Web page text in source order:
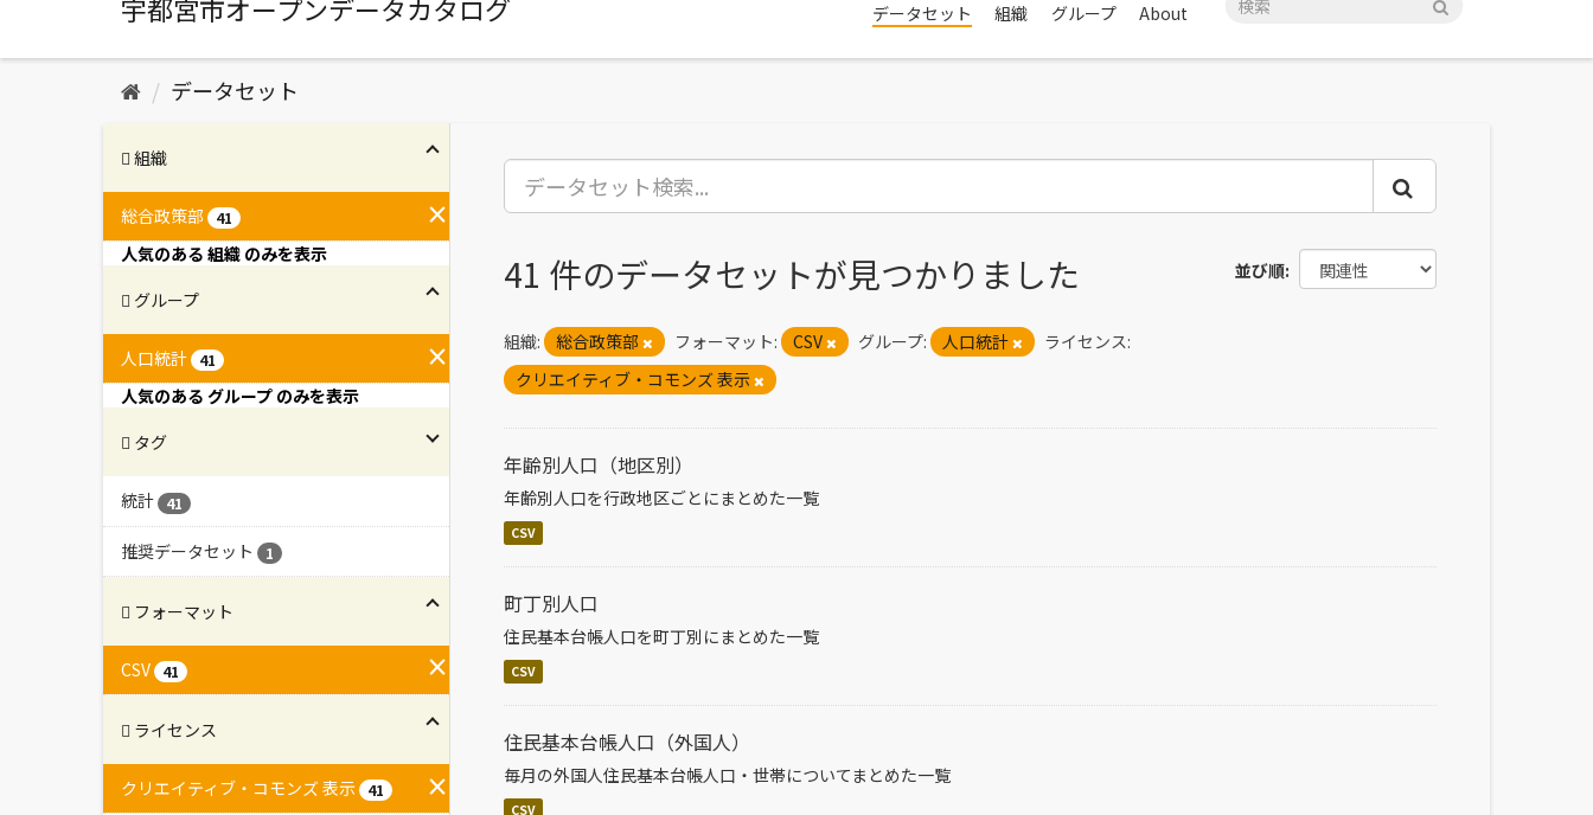
データセット 組織 グループ About
データセット
組織
総合政策部 41
人気のある 組織 のみを表示
グループ
人口統計 41
人気のある グループ のみを表示
タグ
統計 41
推奨データセット 1
フォーマット
CSV 41
ライセンス
クリエイティブ・コモンズ 表示 41
並び順
41 件のデータセットが見つかりました
組織: 総合政策部 フォーマット: CSV グループ: 人口統計
ライセンス:
クリエイティブ・コモンズ 表示
年齢別人口（地区別）
年齢別人口を行政地区ごとにまとめた一覧
CSV
町丁別人口
住民基本台帳人口を町丁別にまとめた一覧
CSV
住民基本台帳人口（外国人）
毎月の外国人住民基本台帳人口・世帯についてまとめた一覧
CSV